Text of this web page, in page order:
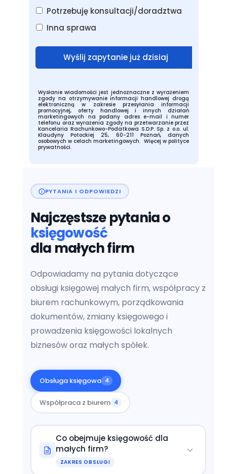
Potrzebuję konsultacji/doradztwa
Inna sprawa
Wyślij zapytanie już dzisiaj
Wysłanie wiadomości jest jednoznaczne z wyrażeniem
zgody na otrzymywanie informacji handlowej drogą
elektroniczną w zakresie przesyłania informacji
promocyjnej, oferty handlowej i innych działań
marketingowych na podany adres e-mail i numer
telefonu oraz wyrażenia zgody na przetwarzanie przez
Kancelaria Rachunkowo-Podatkowa S.D.P. Sp. z o.o. ul.
Klaudyny Potockiej 25, 60-211 Poznań, danych
osobowych w celach marketingowych. Więcej w polityce
prywatności.
PYTANIA I ODPOWIEDZI
Najczęstsze pytania o
księgowość
dla małych firm
Odpowiadamy na pytania dotyczące
obsługi księgowej małych firm, współpracy z
biurem rachunkowym, porządkowania
dokumentów, zmiany księgowego i
prowadzenia księgowości lokalnych
biznesów oraz małych spółek.
Obsługa księgowa 4
Współpraca z biurem 4
Co obejmuje księgowość dla
małych firm?
ZAKRES OBSŁUGI